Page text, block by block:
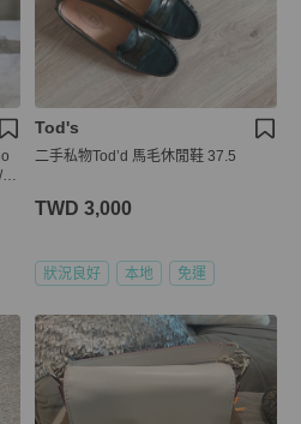
3
Tod's
二手私物Tod’d 馬毛休閒鞋 37.5
TWD 3,000
狀況良好 本地 免運